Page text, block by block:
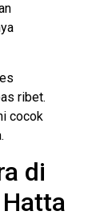
ribet.
cocok
di